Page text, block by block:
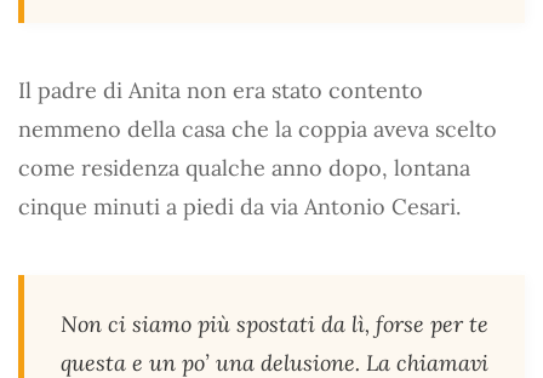
Il padre di Anita non era stato contento
nemmeno della casa che la coppia aveva scelto
come residenza qualche anno dopo, lontana
cinque minuti a piedi da via Antonio Cesari.
Non ci siamo più spostati da lì, forse per te
questa e un po’ una delusione. La chiamavi